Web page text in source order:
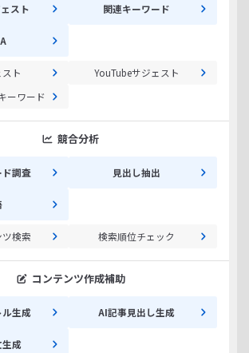
スト 関連キーワード
ト
YouTubeサジェスト
ーワード
競合分析
調査 見出し抽出
検索 検索順位チェック
コンテンツ作成補助
生成 AI記事見出し生成
成